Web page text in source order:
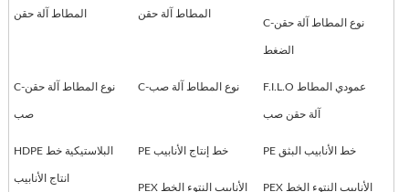
المطاط آلة حقن المطاط آلة حقن
C-نوع المطاط آلة حقن
الضغط
C-نوع المطاط آلة حقن
صب
C-نوع المطاط آلة صب F.I.L.O عمودي المطاط
آلة حقن صب
HDPE البلاستيكية خط
انتاج الأنابيب
PE خط إنتاج الأنابيب PE خط الأنابيب البثق
PEX الأنابيب النتوء الخط PEX الأنابيب النتوء الخط